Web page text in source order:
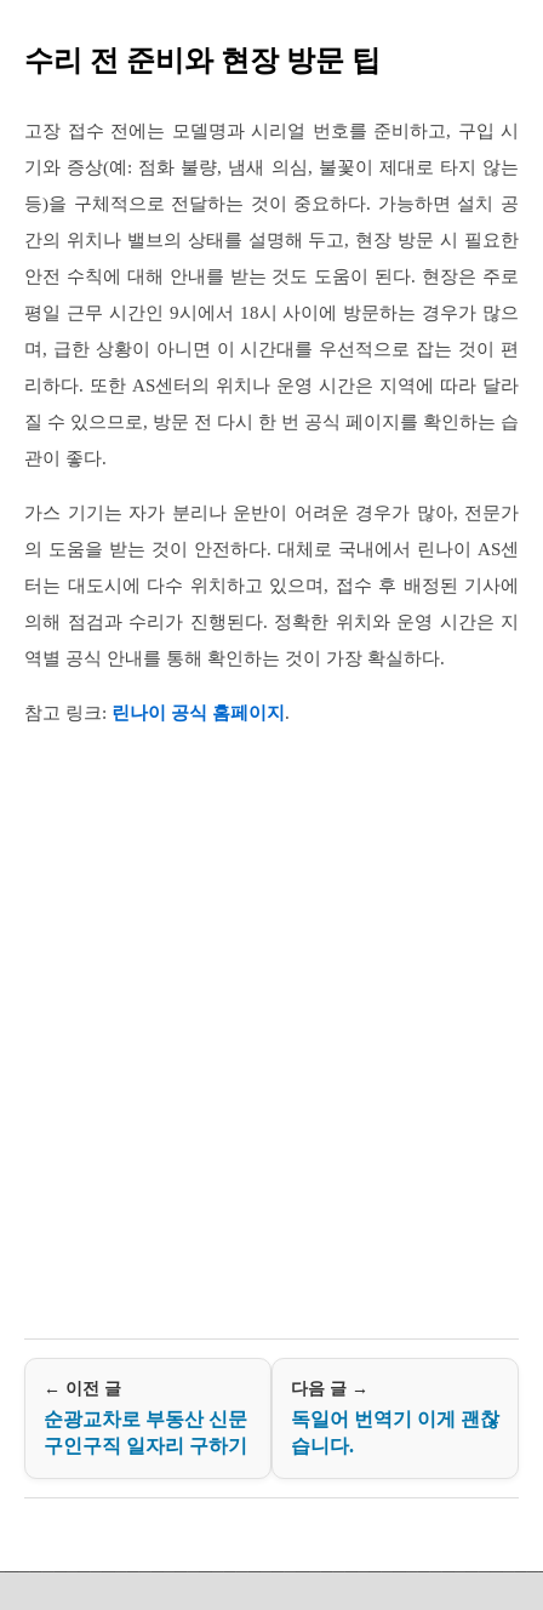
수리 전 준비와 현장 방문 팁
고장 접수 전에는 모델명과 시리얼 번호를 준비하고, 구입 시
기와 증상(예: 점화 불량, 냄새 의심, 불꽃이 제대로 타지 않는
등)을 구체적으로 전달하는 것이 중요하다. 가능하면 설치 공
간의 위치나 밸브의 상태를 설명해 두고, 현장 방문 시 필요한
안전 수칙에 대해 안내를 받는 것도 도움이 된다. 현장은 주로
평일 근무 시간인 9시에서 18시 사이에 방문하는 경우가 많으
며, 급한 상황이 아니면 이 시간대를 우선적으로 잡는 것이 편
리하다. 또한 AS센터의 위치나 운영 시간은 지역에 따라 달라
질 수 있으므로, 방문 전 다시 한 번 공식 페이지를 확인하는 습
관이 좋다.
가스 기기는 자가 분리나 운반이 어려운 경우가 많아, 전문가
의 도움을 받는 것이 안전하다. 대체로 국내에서 린나이 AS센
터는 대도시에 다수 위치하고 있으며, 접수 후 배정된 기사에
의해 점검과 수리가 진행된다. 정확한 위치와 운영 시간은 지
역별 공식 안내를 통해 확인하는 것이 가장 확실하다.
참고 링크: 린나이 공식 홈페이지 .
← 이전 글
순광교차로 부동산 신문
구인구직 일자리 구하기
다음 글 →
독일어 번역기 이게 괜찮
습니다.